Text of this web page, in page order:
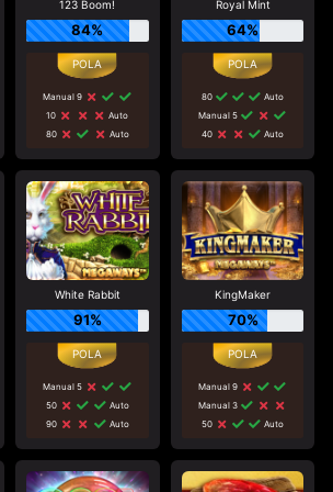
123 Boom!
84%
Manual 9
10
Auto
80
Auto
Royal Mint
64%
80
Auto
Manual 5
40
Auto
White Rabbit
91%
Manual 5
50
Auto
90
Auto
KingMaker
70%
Manual 9
Manual 3
50
Auto